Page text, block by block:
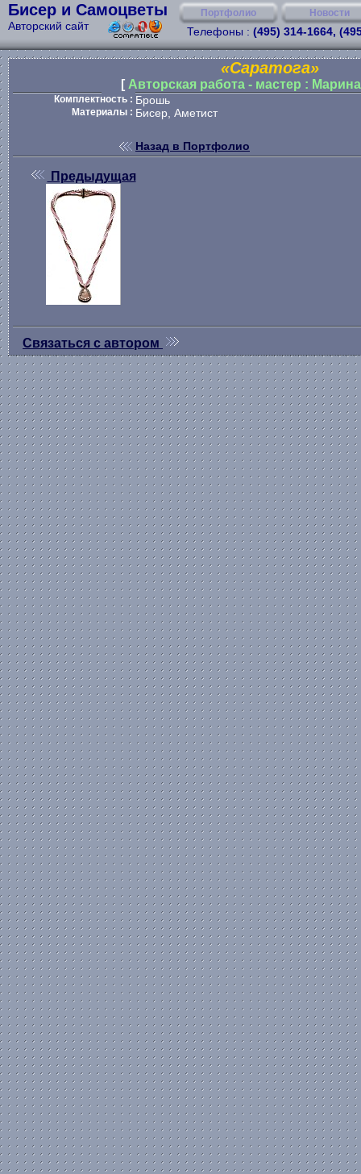
Бисер и Самоцветы
Авторский сайт
Портфолио Новости
Телефоны : (495) 314-1664,
«Саратога»
[Авторская работа - мастер :
Комплектность : Брошь
Материалы : Бисер, Аметист
Назад в Портфолио
Предыдущая
Связаться с автором